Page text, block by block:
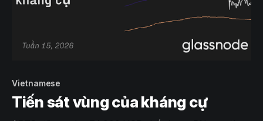
Vietnamese
Tiến sát vùng của kháng cự